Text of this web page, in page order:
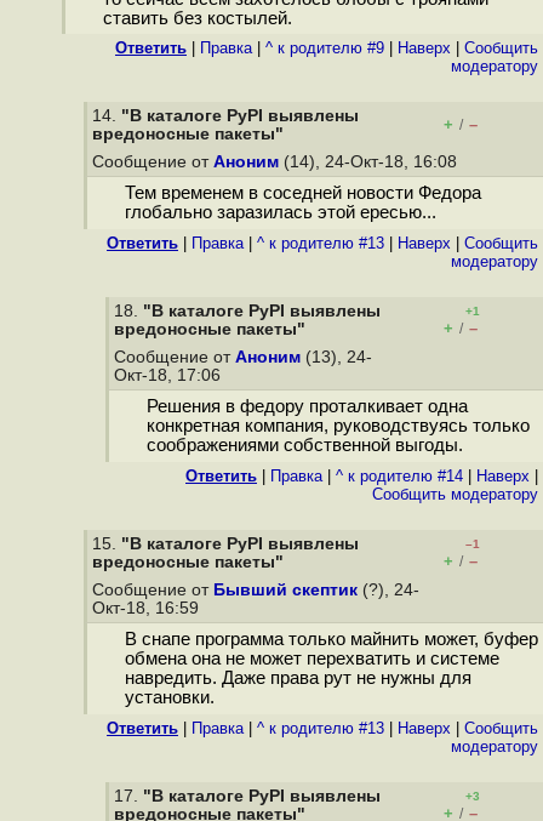
ставить без костылей.
Ответить Правка| ^ к родителю #9 Наверх
Cообщить
модератору
14. "В каталоге PyPI выявлены
вредоносные пакеты"
+ / –
Сообщение от Аноним (14), 24-Окт-18, 16:08
Тем временем в соседней новости Федора
глобально заразилась этой ересью...
Ответить Правка| ^ к родителю #13 Наверх
Cообщить
модератору
18. "В каталоге PyPI выявлены
вредоносные пакеты"
+1
+ / –
Сообщение от Аноним (13), 24-
Окт-18, 17:06
Решения в федору проталкивает одна
конкретная компания, руководствуясь только
соображениями собственной выгоды.
Ответить Правка| ^ к родителю #14 Наверх
Cообщить модератору
15. "В каталоге PyPI выявлены
вредоносные пакеты"
–1
+ / –
Сообщение от Бывший скептик (?), 24-
Окт-18, 16:59
В снапе программа только майнить может, буфер
обмена она не может перехватить и системе
навредить. Даже права рут не нужны для
установки.
Ответить Правка| ^ к родителю #13 Наверх
Cообщить
модератору
17. "В каталоге PyPI выявлены
вредоносные пакеты"
+3
+ / –